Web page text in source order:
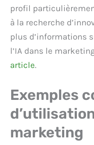
profil
à la recherche
plus d’informations
l’IA dans le
article.
Exemples
marketing